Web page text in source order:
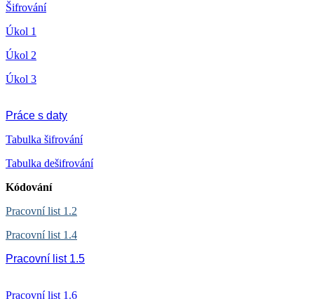
Šifrování
Úkol 1
Úkol 2
Úkol 3
Práce s daty
Tabulka šifrování
Tabulka dešifrování
Kódování
Pracovní list 1.2
Pracovní list 1.4
Pracovní list 1.5
Pracovní list 1.6